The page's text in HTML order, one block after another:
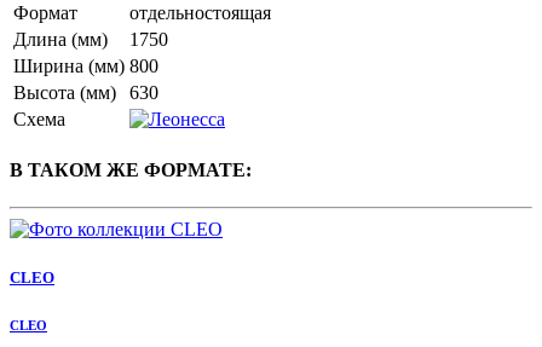
Формат
отдельностоящая
Длина (мм)
1750
Ширина (мм) 800
Высота (мм)
630
Схема
В ТАКОМ ЖЕ ФОРМАТЕ:
CLEO
CLEO